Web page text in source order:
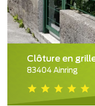
Clôture en
83404 Ainring